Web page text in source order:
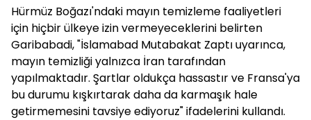
Hürmüz Boğazı'ndaki mayın temizleme faaliyetleri
için hiçbir ülkeye izin vermeyeceklerini belirten
Garibabadi, "İslamabad Mutabakat Zaptı uyarınca,
mayın temizliği yalnızca İran tarafından
yapılmaktadır. Şartlar oldukça hassastır ve Fransa'ya
bu durumu kışkırtarak daha da karmaşık hale
getirmemesini tavsiye ediyoruz" ifadelerini kullandı.